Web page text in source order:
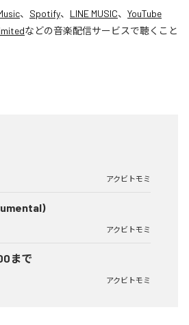
、 Spotify、 LINE MUSIC、 YouTube
などの音楽配信サービスで聴くこと
アクビトモミ
アクビトモミ
まで
アクビトモミ